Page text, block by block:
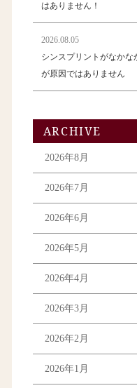
はありません！
2026.08.05
シンスプリントがなか
が原因ではありません
ARCHIVE
2026年8月
2026年7月
2026年6月
2026年5月
2026年4月
2026年3月
2026年2月
2026年1月